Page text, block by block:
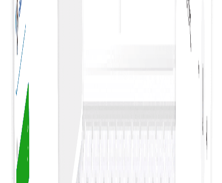
Alur Kerja Persetujuan
Mengintegrasikan alur kerja persetujuan Anda dengan
checkout akan menyederhanakan proses pembelian,
memastikan persetujuan tepat waktu, dan
efisiensi dalam operasi pengadaan.
Tautkan Anggaran atau Proyek
Menghubungkan anggaran atau proyek dengan